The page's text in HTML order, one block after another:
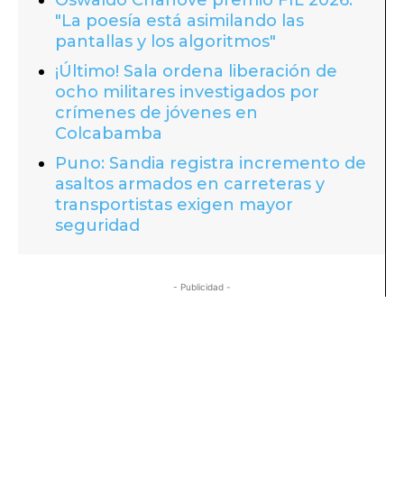
"La poesía está asimilando las
pantallas y los algoritmos"
¡Último! Sala ordena liberación de
ocho militares investigados por
crímenes de jóvenes en
Colcabamba
Puno: Sandia registra incremento de
asaltos armados en carreteras y
transportistas exigen mayor
seguridad
- Publicidad -